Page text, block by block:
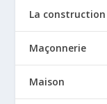
La construction
Maçonnerie
Maison